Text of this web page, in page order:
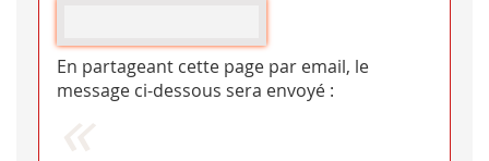
En partageant cette page par email, le
message ci-dessous sera envoyé :